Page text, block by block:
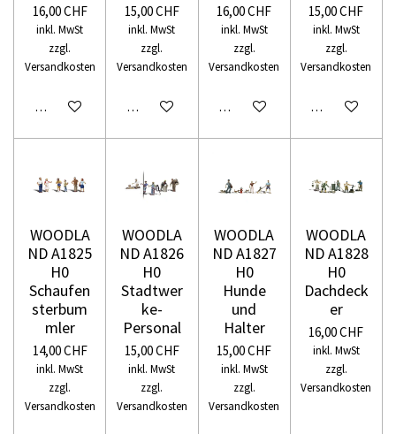
16,00 CHF
inkl. MwSt
zzgl.
Versandkosten
In den Warenkorb
15,00 CHF
inkl. MwSt
zzgl.
Versandkosten
In den Warenkorb
16,00 CHF
inkl. MwSt
zzgl.
Versandkosten
In den Warenkorb
15,00 CHF
inkl. MwSt
zzgl.
Versandkosten
In den
WOODLA
ND A1825
H0
Schaufen
sterbum
mler
14,00 CHF
inkl. MwSt
zzgl.
Versandkosten
WOODLA
ND A1826
H0
Stadtwer
ke-
Personal
15,00 CHF
inkl. MwSt
zzgl.
Versandkosten
WOODLA
ND A1827
H0
Hunde
und
Halter
15,00 CHF
inkl. MwSt
zzgl.
Versandkosten
WOODLA
ND A1828
H0
Dachdeck
er
16,00 CHF
inkl. MwSt
zzgl.
Versandkosten